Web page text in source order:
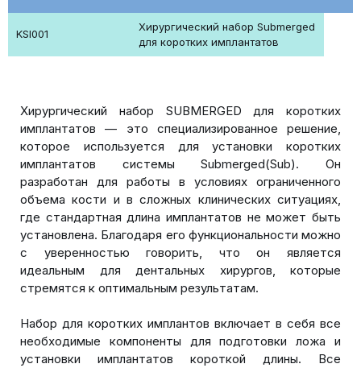
KSI001
Хирургический набор Submerged
для коротких имплантатов
Хирургический набор SUBMERGED для коротких
имплантатов — это специализированное решение,
которое используется для установки коротких
имплантатов системы Submerged(Sub). Он
разработан для работы в условиях ограниченного
объема кости и в сложных клинических ситуациях,
где стандартная длина имплантатов не может быть
установлена. Благодаря его функциональности можно
с уверенностью говорить, что он является
идеальным для дентальных хирургов, которые
стремятся к оптимальным результатам.
Набор для коротких имплантов включает в себя все
необходимые компоненты для подготовки ложа и
установки имплантатов короткой длины. Все